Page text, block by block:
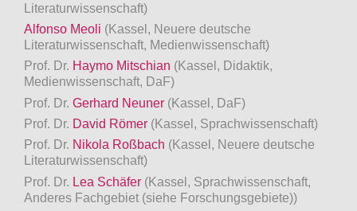
Literaturwissenschaft)
Alfonso Meoli (Kassel, Neuere deutsche
Literaturwissenschaft, Medienwissenschaft)
Prof. Dr. Haymo Mitschian (Kassel, Didaktik,
Medienwissenschaft, DaF)
Prof. Dr. Gerhard Neuner (Kassel, DaF)
Prof. Dr. David Römer (Kassel, Sprachwissenschaft)
Prof. Dr. Nikola Roßbach (Kassel, Neuere deutsche
Literaturwissenschaft)
Prof. Dr. Lea Schäfer (Kassel, Sprachwissenschaft,
Anderes Fachgebiet (siehe Forschungsgebiete))